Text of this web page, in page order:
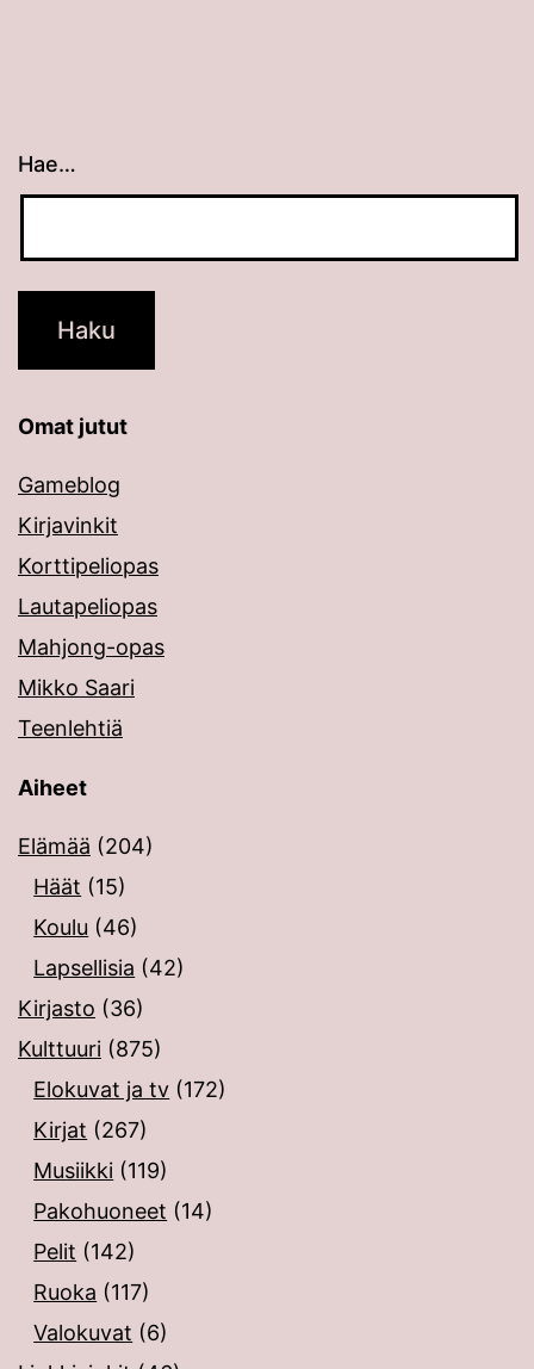
Hae…
Kun tuloksia tulee, voit selata niitä
Omat jutut
Gameblog
Kirjavinkit
Korttipeliopas
Lautapeliopas
Mahjong-opas
Mikko Saari
Teenlehtiä
Aiheet
Elämää (204)
Häät (15)
Koulu (46)
Lapsellisia (42)
Kirjasto (36)
Kulttuuri (875)
Elokuvat ja tv (172)
Kirjat (267)
Musiikki (119)
Pakohuoneet (14)
Pelit (142)
Ruoka (117)
Valokuvat (6)